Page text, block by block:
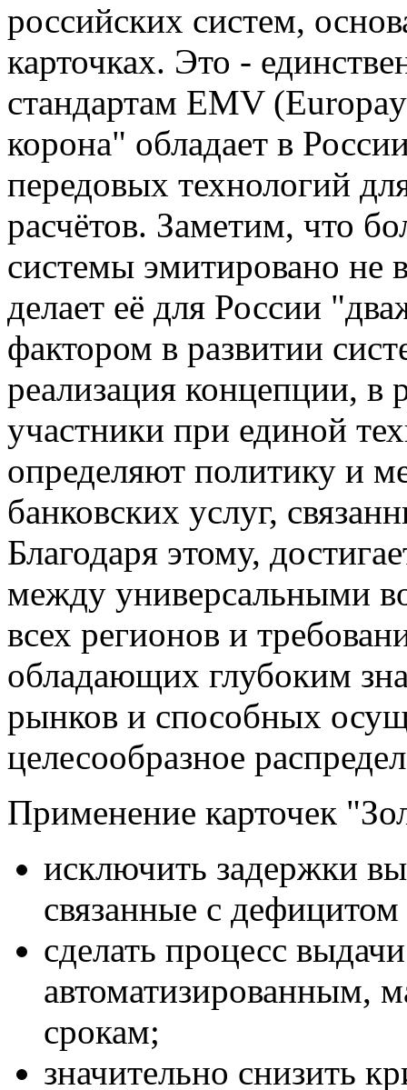
российских систем,
карточках. Это -
стандартам EMV
корона" обладает в
передовых технологий
расчётов. Заметим, что
системы эмитировано не
делает её для России
фактором в развитии
реализация концепции, в
участники при единой
определяют политику и
банковских услуг,
Благодаря этому,
между универсальными
всех регионов и
обладающих глубоким
рынков и способных
целесообразное
Применение карточек
исключить задержки
связанные с
сделать процесс
автоматизированным,
срокам;
значительно снизить